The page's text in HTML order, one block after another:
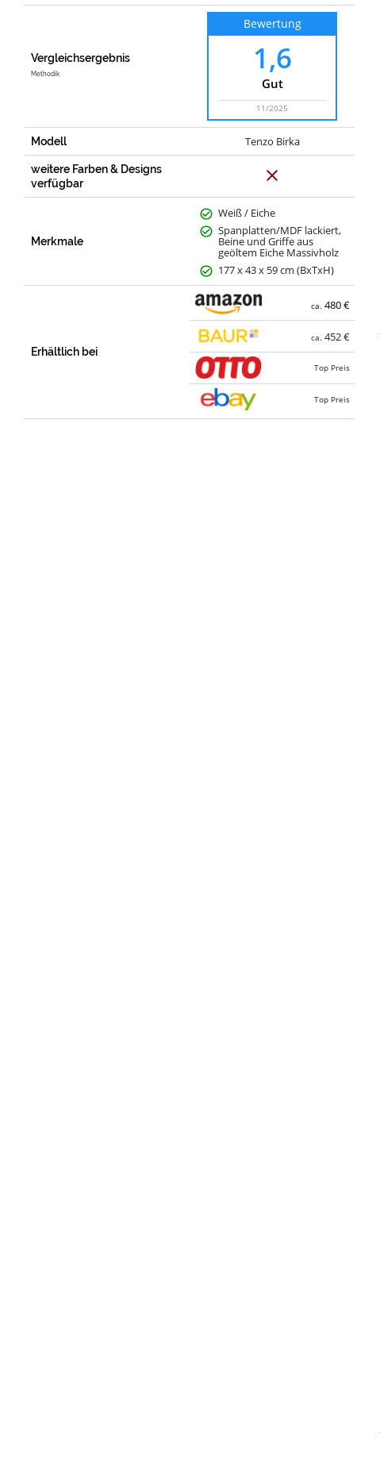
Vergleichsergebnis
Methodik
Bewertung
1,6
Gut
11/2025
Modell Tenzo Birka
weitere Farben & Designs
verfügbar
Merkmale
Weiß / Eiche
Spanplatten/MDF lackiert,
Beine und Griffe aus
geöltem Eiche Massivholz
177 x 43 x 59 cm (BxTxH)
Erhältlich bei
ca.480 €
ca.452 €
Top Preis
Top Preis